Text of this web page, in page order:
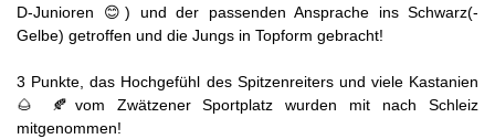
D-Junioren 😊) und der passenden Ansprache ins Schwarz(-
Gelbe) getroffen und die Jungs in Topform gebracht!
3 Punkte, das Hochgefühl des Spitzenreiters und viele Kastanien
🌰 🍂vom Zwätzener Sportplatz wurden mit nach Schleiz
mitgenommen!